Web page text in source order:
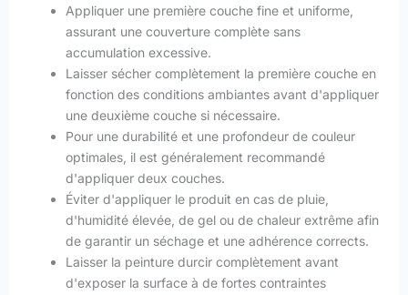
Appliquer une première couche fine et uniforme,
assurant une couverture complète sans
accumulation excessive.
Laisser sécher complètement la première couche en
fonction des conditions ambiantes avant d'appliquer
une deuxième couche si nécessaire.
Pour une durabilité et une profondeur de couleur
optimales, il est généralement recommandé
d'appliquer deux couches.
Éviter d'appliquer le produit en cas de pluie,
d'humidité élevée, de gel ou de chaleur extrême afin
de garantir un séchage et une adhérence corrects.
Laisser la peinture durcir complètement avant
d'exposer la surface à de fortes contraintes